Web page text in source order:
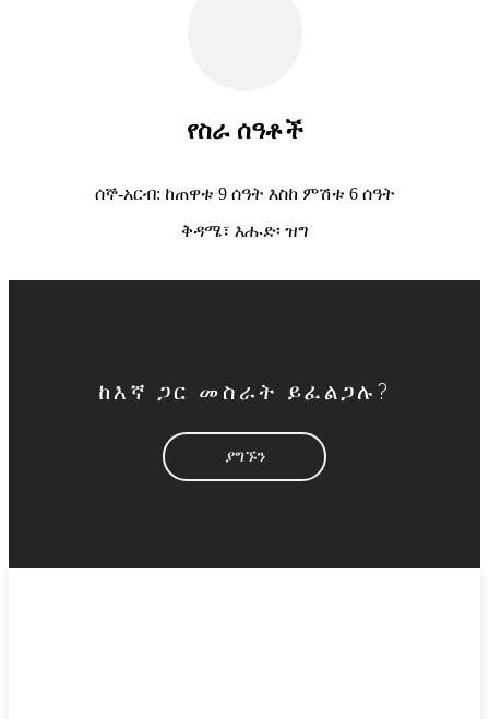
የስራ ሰዓቶች
ሰኞ-አርብ: ከጠዋቱ 9 ሰዓት እስከ ምሽቱ 6 ሰዓት
ቅዳሜ፣ እሑድ፡ ዝግ
ከእኛ ጋር መስራት ይፈልጋሉ?
ያግኙን